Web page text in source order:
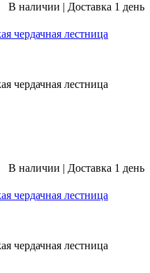
В наличии | Доставка 1 день
чердачная лестница
чердачная лестница
В наличии | Доставка 1 день
чердачная лестница
чердачная лестница